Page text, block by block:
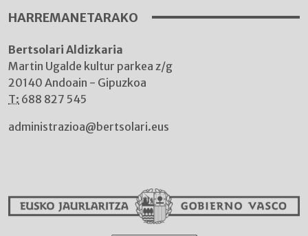
HARREMANETARAKO
Bertsolari Aldizkaria
Martin Ugalde kultur parkea z/g
20140 Andoain - Gipuzkoa
T: 688 827 545
administrazioa@bertsolari.eus